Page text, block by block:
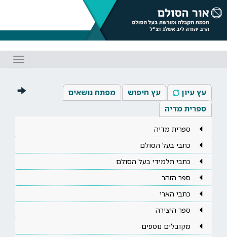
עץ עיון עץ חיפוש
מפתח נושאים
ספרית מדיה
ספרית מדיה
כתבי בעל הסולם
כתבי תלמידי בעל הסולם
ספר הזהר
כתבי הארי
ספר היצירה
מקובלים נוספים